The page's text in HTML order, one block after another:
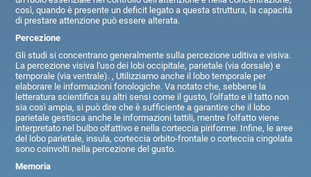
così, quando è presente un deficit legato a questa struttura, la capacità
di prestare attenzione può essere alterata.
Percezione
Gli studi si concentrano generalmente sulla percezione uditiva e visiva.
La percezione visiva l'uso dei lobi occipitale, parietale (via dorsale) e
temporale (via ventrale). , Utilizziamo anche il lobo temporale per
elaborare le informazioni fonologiche. Va notato che, sebbene la
letteratura scientifica su altri sensi come il gusto, l'olfatto e il tatto non
sia così ampia, si può dire che è sufficiente a garantire che il lobo
parietale gestisca anche le informazioni tattili, mentre l'olfatto viene
interpretato nel bulbo olfattivo e nella corteccia piriforme. Infine, le aree
del lobo parietale, insula, corteccia orbito-frontale o corteccia cingolata
sono coinvolti nella percezione del gusto.
Memoria